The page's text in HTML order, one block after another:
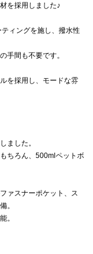
を採用しました♪
ィングを施し、撥水性
手間も不要です。
を採用し、モードな雰
ました。
ちろん、500mlペットボ
ァスナーポケット、ス
。
。